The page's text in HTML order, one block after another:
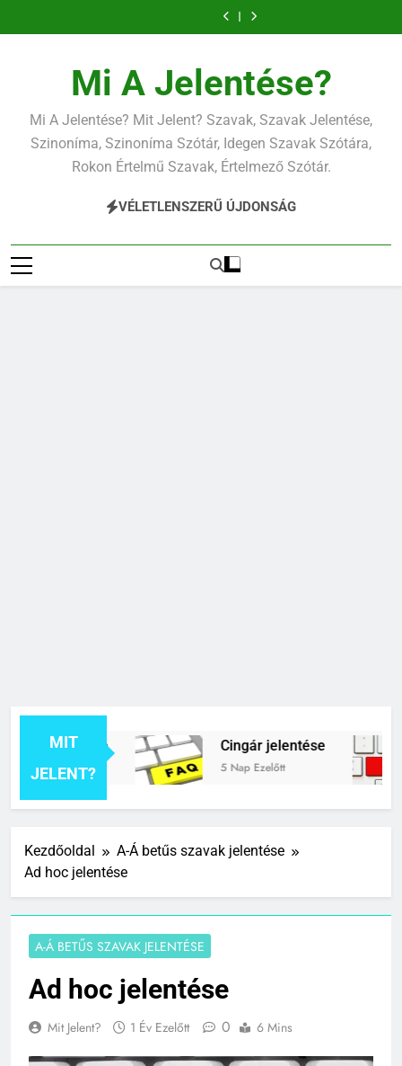
a
Mi A Jelentése?
Mi A Jelentése? Mit Jelent? Szavak, Szavak Jelentése,
Szinoníma, Szinoníma Szótár, Idegen Szavak Szótára,
Rokon Értelmű Szavak, Értelmező Szótár.
VÉLETLENSZERŰ ÚJDONSÁG
MIT
JELENT?
jelentése Cingár jelentése
5 Nap Ezelőtt
Kezdőoldal
A-Á betűs szavak jelentése
Ad hoc jelentése
A-Á BETŰS SZAVAK JELENTÉSE
Ad hoc jelentése
Mit Jelent? 1 Év Ezelőtt 0 6 Mins